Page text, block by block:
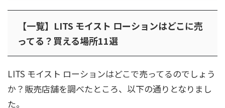
【一覧】LITS モイスト ローションはどこに売
ってる？買える場所11選
LITS モイスト ローションはどこで売ってるのでしょう
か？販売店舗を調べたところ、以下の通りとなりまし
た。